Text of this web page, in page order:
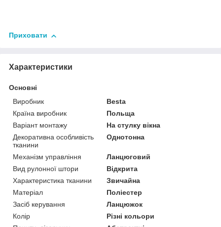
Приховати
Характеристики
Основні
Виробник
Besta
Країна виробник
Польща
Варіант монтажу
На стулку вікна
Декоративна особливість
тканини
Однотонна
Механізм управління
Ланцюговий
Вид рулонної штори
Відкрита
Характеристика тканини
Звичайна
Матеріал
Поліестер
Засіб керування
Ланцюжок
Колір
Різні кольори